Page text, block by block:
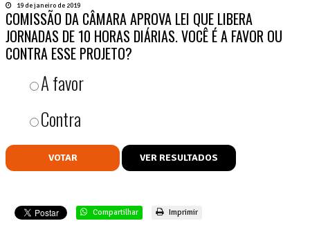
19 de janeiro de 2019
COMISSÃO DA CÂMARA APROVA LEI QUE LIBERA
JORNADAS DE 10 HORAS DIÁRIAS. VOCÊ É A FAVOR OU
CONTRA ESSE PROJETO?
A favor
Contra
VOTAR VER RESULTADOS
Compartilhar Imprimir